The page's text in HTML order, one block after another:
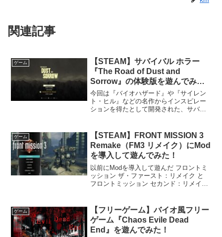
関連記事
ゲーム
【STEAM】サバイバル ホラー
『The Road of Dust and
Sorrow』の体験版を遊んでみ
る！
今回は『バイオハザード』や『サイレン
ト・ヒル』などの名作からインスピレー
ションを得たとして開発された、サバイ
版を遊んでみました。体験版につい...
ゲーム
【STEAM】FRONT MISSION 3
Remake（FM3 リメイク）にMod
を導入して遊んでみた！
以前にModを導入して遊んだ フロントミ
ッション ザ・ファースト：リメイク と
フロントミッション セカンド：リメイク
ン サード：リメイク 通称：...
ゲーム
【フリーゲーム】バイオ風フリー
ゲーム『Chaos Evile Dead
End』を遊んでみた！